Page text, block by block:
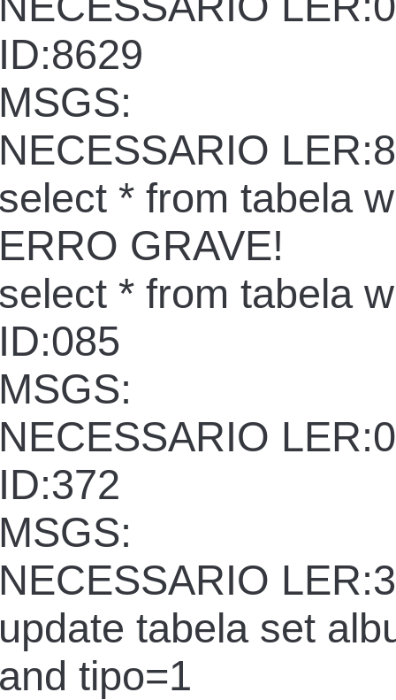
* from tabela
GRAVE!
* from tabela
tabela set
tipo=1